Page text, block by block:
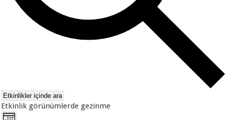
Etkinlikler içinde ara
Etkinlik görünümlerde gezinme